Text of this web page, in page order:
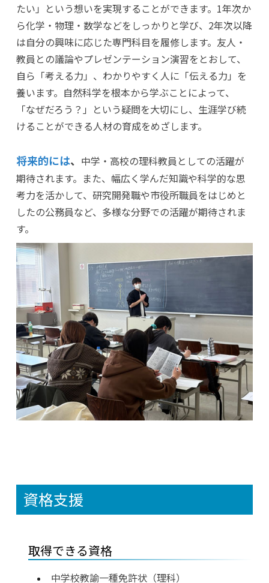
たい」という想いを実現することができます。1年次か
ら化学・物理・数学などをしっかりと学び、2年次以降
は自分の興味に応じた専門科目を履修します。友人・
教員との議論やプレゼンテーション演習をとおして、
自ら「考える力」、わかりやすく人に「伝える力」を
養います。自然科学を根本から学ぶことによって、
「なぜだろう？」という疑問を大切にし、生涯学び続
けることができる人材の育成をめざします。
将来的には、 中学・高校の理科教員としての活躍が
期待されます。また、幅広く学んだ知識や科学的な思
考力を活かして、研究開発職や市役所職員をはじめと
したの公務員など、多様な分野での活躍が期待されま
す。
資格支援
取得できる資格
中学校教諭一種免許状（理科）